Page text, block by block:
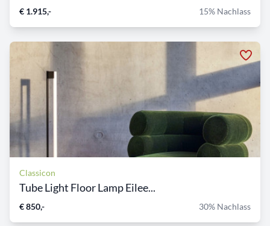
€ 1.915,- 15% Nachlass
Classicon
Tube Light Floor Lamp Eilee...
€ 850,- 30% Nachlass